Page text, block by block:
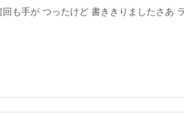
も手が つったけど 書ききりましたさあ